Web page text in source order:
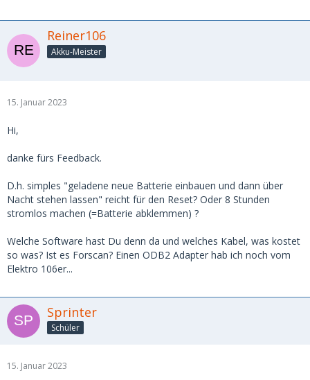
Reiner106
Akku-Meister
15. Januar 2023
Hi,
danke fürs Feedback.
D.h. simples "geladene neue Batterie einbauen und dann über
Nacht stehen lassen" reicht für den Reset? Oder 8 Stunden
stromlos machen (=Batterie abklemmen) ?
Welche Software hast Du denn da und welches Kabel, was kostet
so was? Ist es Forscan? Einen ODB2 Adapter hab ich noch vom
Elektro 106er...
Sprinter
Schüler
15. Januar 2023